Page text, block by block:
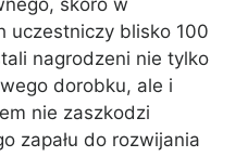
skoro w
uczestniczy blisko 100
nagrodzeni nie tylko
dorobku, ale i
nie zaszkodzi
zapału do rozwijania